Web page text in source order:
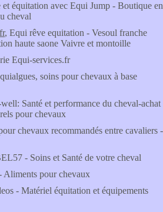
et équitation avec Equi Jump - Boutique en
cheval
, Equi rêve equitation - Vesoul franche
haute saone Vaivre et montoille
Equi-services.fr
soins pour chevaux à base
Santé et performance du cheval-achat
pour chevaux
chevaux recommandés entre cavaliers -
- Soins et Santé de votre cheval
pour chevaux
- Matériel équitation et équipements